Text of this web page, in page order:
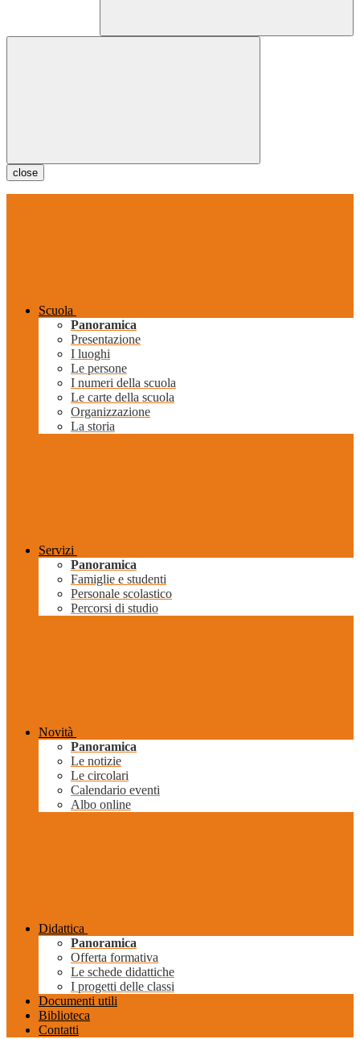
close
Scuola
Panoramica
Presentazione
I luoghi
Le persone
I numeri della scuola
Le carte della scuola
Organizzazione
La storia
Servizi
Panoramica
Famiglie e studenti
Personale scolastico
Percorsi di studio
Novità
Panoramica
Le notizie
Le circolari
Calendario eventi
Albo online
Didattica
Panoramica
Offerta formativa
Le schede didattiche
I progetti delle classi
Documenti utili
Biblioteca
Contatti